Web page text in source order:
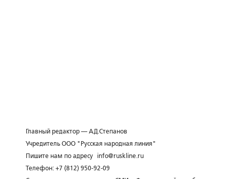
Главный редактор — А.Д.Степанов
Учредитель ООО "Русская народная линия"
Пишите нам по адресу
info@ruskline.ru
Телефон: +7 (812) 950-92-09